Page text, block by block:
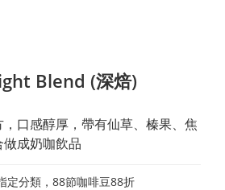
Blend (深焙)
口感醇厚，帶有仙草、榛果、焦
成奶咖飲品
定分類，88節咖啡豆88折